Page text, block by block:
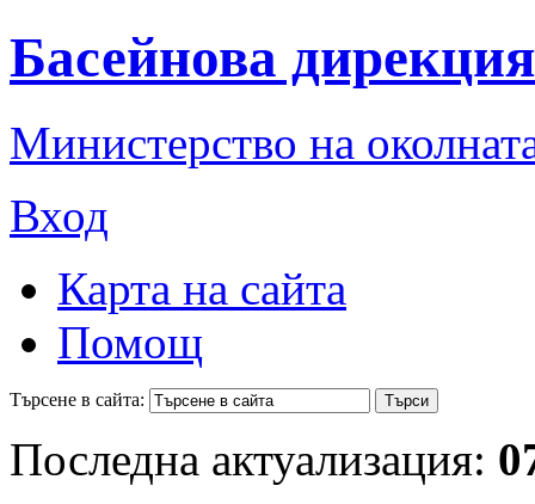
Басейнова
Министерство на
Вход
Карта на сайта
Помощ
Търсене в сайта:
Последна актуализация: